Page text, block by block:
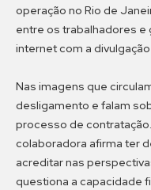
operação no Rio de
entre os trabalhadores e
internet com a
Nas imagens que
desligamento e falam
processo de
colaboradora afirma ter
acreditar nas
questiona a capacidade